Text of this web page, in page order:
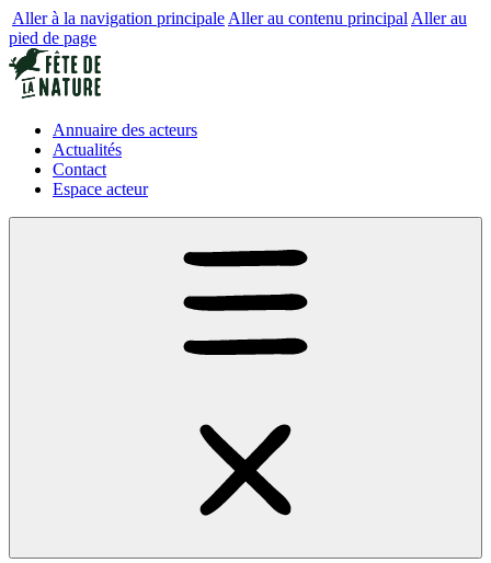
Aller à la navigation principale Aller au contenu principal Aller au
pied de page
Annuaire des acteurs
Actualités
Contact
Espace acteur